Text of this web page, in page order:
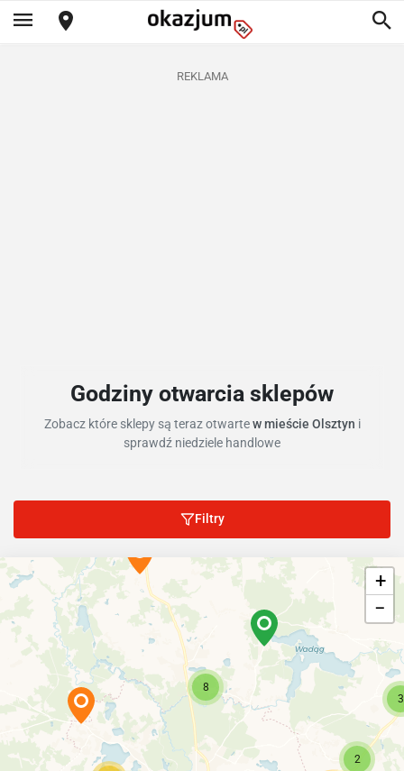
REKLAMA
Godziny otwarcia sklepów
Zobacz które sklepy są teraz otwartew mieście Olsztyn i
sprawdź niedziele handlowe
Filtry
8
2
3
+
−